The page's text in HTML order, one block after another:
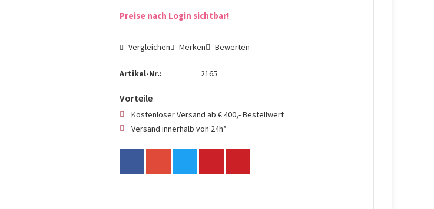
Preise nach Login sichtbar!
Vergleichen Merken Bewerten
Artikel-Nr.: 2165
Vorteile
Kostenloser Versand ab € 400,- Bestellwert
Versand innerhalb von 24h*